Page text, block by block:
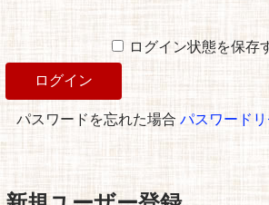
ログイン状態を保存
パスワードを忘れた場合パスワードリ